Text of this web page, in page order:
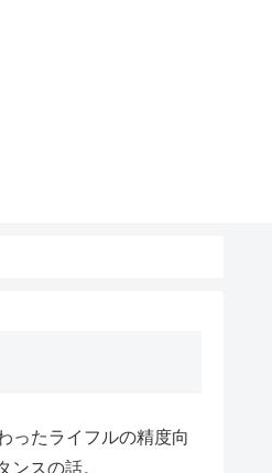
ったライフルの精度向
ンスの話。